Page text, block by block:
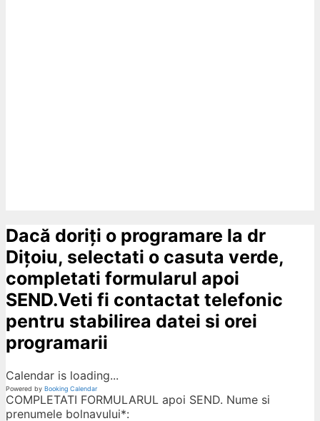
Dacă doriți o programare la dr
Dițoiu, selectati o casuta verde,
completati formularul apoi
SEND.Veti fi contactat telefonic
pentru stabilirea datei si orei
programarii
Calendar is loading...
Powered by Booking Calendar
COMPLETATI FORMULARUL apoi SEND. Nume si
prenumele bolnavului*: